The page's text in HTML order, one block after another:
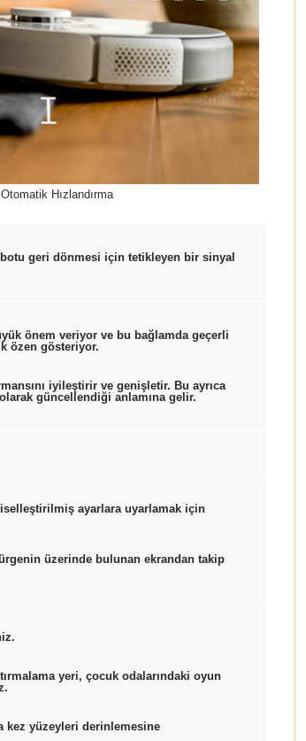
Hızlandırma
geri dönmesi için tetikleyen bir sinyal
önem veriyor ve bu bağlamda geçerli
özen gösteriyor.
iyileştirir ve genişletir. Bu ayrıca
güncellendiği anlamına gelir.
ayarlara uyarlamak için
üzerinde bulunan ekrandan takip
yeri, çocuk odalarındaki oyun
kez yüzeyleri derinlemesine